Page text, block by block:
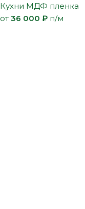
Кухни МДФ пленка
от 36 000 ₽ п/м